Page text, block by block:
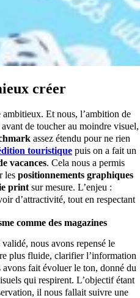
créer
Et nous, l’ambition de
de toucher au moindre visuel,
assez étendu pour ne rien
touristique puis on a fait un
vacances. Cela nous a permis
les positionnements graphiques
print sur mesure. L’enjeu :
d’attractivité, tout en respectant
comme des magazines
validé, nous avons repensé le
plus fluide, clarifier l’information
fait évoluer le ton, donné du
qui respirent. L’objectif étant
il nous fallait suivre une